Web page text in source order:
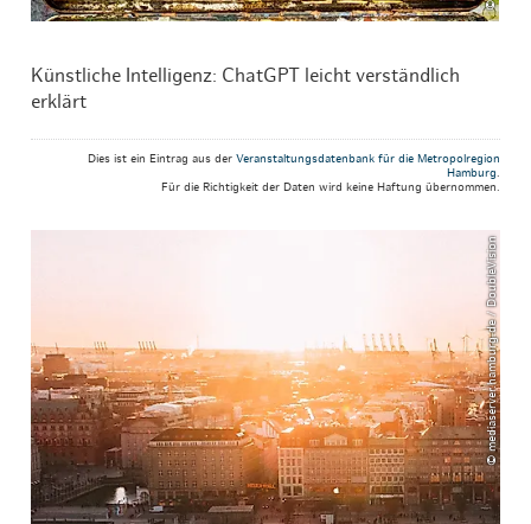
Künstliche Intelligenz: ChatGPT leicht verständlich
erklärt
Dies ist ein Eintrag aus der Veranstaltungsdatenbank für die Metropolregion
Hamburg.
Für die Richtigkeit der Daten wird keine Haftung übernommen.
© mediaserver.hamburg.de / DoubleVision